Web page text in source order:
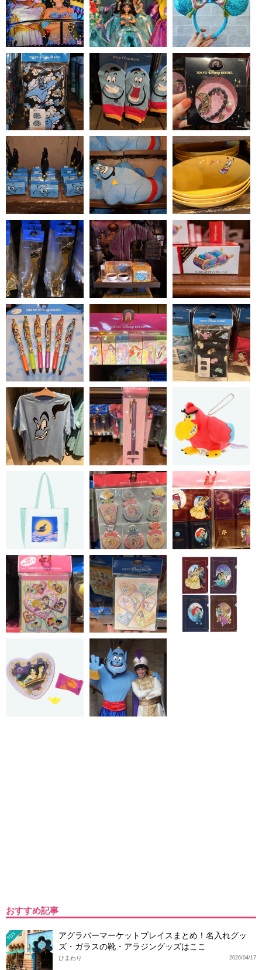
おすすめ記事
TDS
アグラバーマーケットプレイスまとめ！名入れグッ
ズ・ガラスの靴・アラジングッズはここ
2026/04/17
ひまわり